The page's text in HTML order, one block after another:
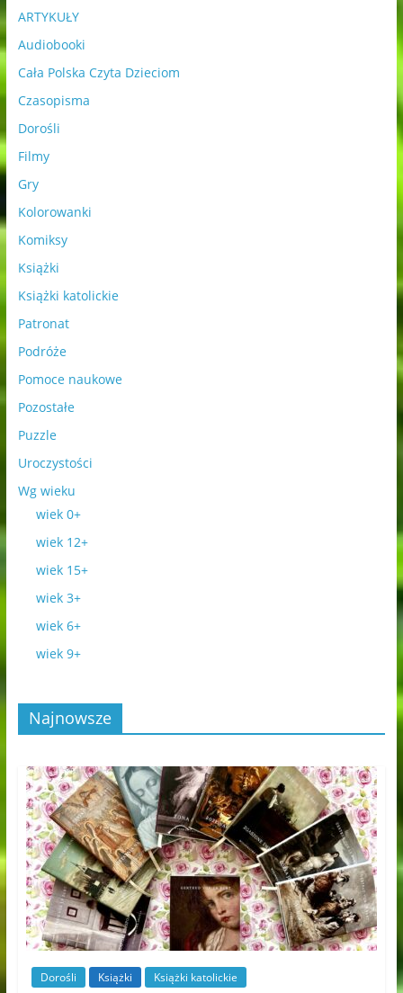
ARTYKUŁY
Audiobooki
Cała Polska Czyta Dzieciom
Czasopisma
Dorośli
Filmy
Gry
Kolorowanki
Komiksy
Książki
Książki katolickie
Patronat
Podróże
Pomoce naukowe
Pozostałe
Puzzle
Uroczystości
Wg wieku
wiek 0+
wiek 12+
wiek 15+
wiek 3+
wiek 6+
wiek 9+
Najnowsze
Dorośli Książki Książki katolickie